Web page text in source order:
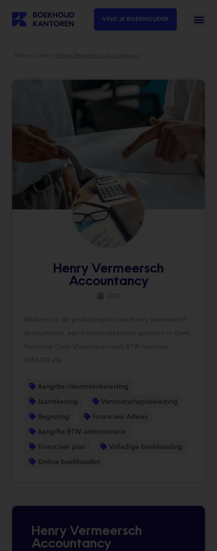
VIND JE BOEKHOUDER
Henry Vermeersch
Accountancy
2022
Welkom op de profielpagina van Henry Vermeersch
Accountancy, een boekhoudkantoor gelegen in Gent,
Provincie Oost-Vlaanderen met BTW nummer
0783.733.274
Aangifte inkomstenbelasting
Jaarrekening
Vennootschapsbelasting
Begroting
Financieel Advies
Aangifte BTW-administratie
Financieel plan
Volledige boekhouding
Online boekhouden
Henry Vermeersch
Accountancy